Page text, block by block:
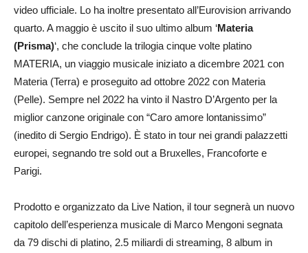
video ufficiale. Lo ha inoltre presentato all’Eurovision arrivando
quarto. A maggio è uscito il suo ultimo album ‘Materia
(Prisma)‘, che conclude la trilogia cinque volte platino
MATERIA, un viaggio musicale iniziato a dicembre 2021 con
Materia (Terra) e proseguito ad ottobre 2022 con Materia
(Pelle). Sempre nel 2022 ha vinto il Nastro D’Argento per la
miglior canzone originale con “Caro amore lontanissimo”
(inedito di Sergio Endrigo). È stato in tour nei grandi palazzetti
europei, segnando tre sold out a Bruxelles, Francoforte e
Parigi.
Prodotto e organizzato da Live Nation, il tour segnerà un nuovo
capitolo dell’esperienza musicale di Marco Mengoni segnata
da 79 dischi di platino, 2.5 miliardi di streaming, 8 album in